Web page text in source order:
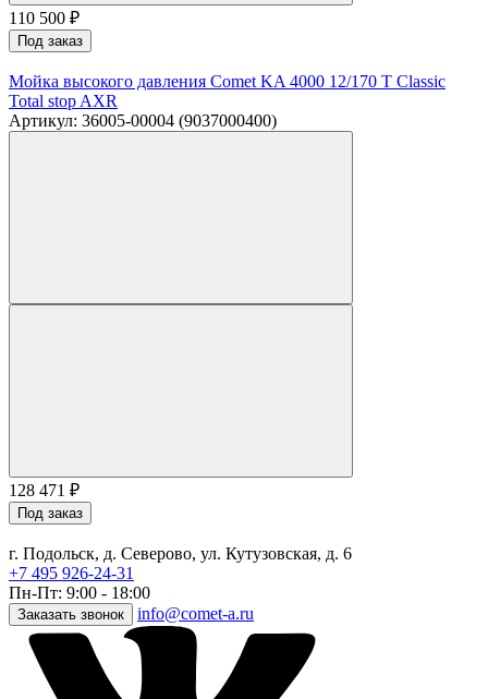
110 500 ₽
Под заказ
Мойка высокого давления Comet KA 4000 12/170 T Classic
Total stop AXR
Артикул: 36005-00004 (9037000400)
128 471 ₽
Под заказ
г. Подольск, д. Северово, ул. Кутузовская, д. 6
+7 495 926-24-31
Пн-Пт: 9:00 - 18:00
Заказать звонок info@comet-a.ru